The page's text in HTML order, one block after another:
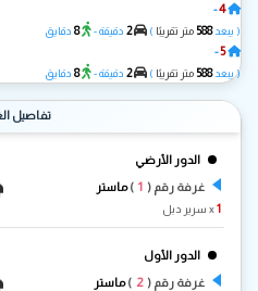
4
-
( يبعد588 متر تقريبًا )
2 دقيقة - 8 دقايق
5
-
( يبعد588 متر تقريبًا )
2 دقيقة - 8 دقايق
تفاصيل
الدور الأرضي
غرفة رقم ( )ماستر
1
الدور الأول
غرفة رقم ( 2
)ماستر